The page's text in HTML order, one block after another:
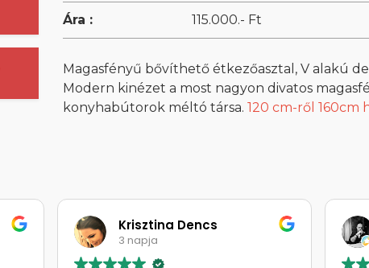
Ára : 115.000.- Ft
Magasfényű bővíthető étkezőasztal, V alakú
Modern kinézet a most nagyon divatos
konyhabútorok méltó társa. 120 cm-ről 160cm
Krisztina Dencs
3 napja